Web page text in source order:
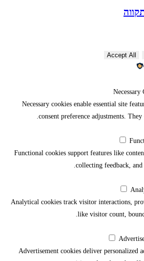
Accept All
Necessary
Necessary cookies enable essential site
consent preference adjustments.
Functional cookies support features like
collecting feedback,
Analytical cookies track visitor interactions,
like visitor count,
Advertisement cookies deliver personalized